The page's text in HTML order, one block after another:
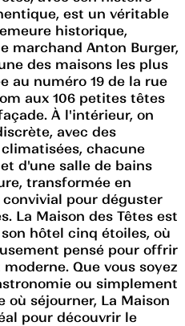
est un véritable
historique,
marchand Anton Burger,
des maisons les plus
au numéro 19 de la rue
aux 106 petites têtes
À l'intérieur, on
avec des
chacune
d'une salle de bains
transformée en
pour déguster
La Maison des Têtes est
hôtel cinq étoiles, où
pensé pour offrir
Que vous soyez
ou simplement
séjourner, La Maison
pour découvrir le